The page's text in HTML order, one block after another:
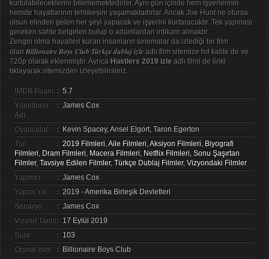
kurtulabileceklerini bilememektedirler. Aynı gün içinde hem işyerlerinin
hemde hayatlarının tehlikesini yaşamaktadırlar. Ancak Joe Hunt ne olursa
olsun elinden gelen her şeyi yapacak ve işyerini kurtaracaktır. Tek yapması
gereken sahte belgeleri bulup o adamlardan intikam almaktır.
Zengin olma hayalleri kuran insanların sinemalar da izlediği bir film
olan Billionaire Boys Club Türkçe dublaj izleadlı film sitemize hd kalite de ve
720p olarak eklenmiştir. Ayrıca Hustlers 2019 izleadlı filmi de linki
tıklayarak sitemizden izleyebilirsiniz.
IMDB Puanı : 5.7
Yönetmen
Adı
: James Cox
Oyuncular : Kevin Spacey, Ansel Elgort, Taron Egerton
Tür
: 2019 Filmleri,Aile Filmleri,Aksiyon Filmleri, Biyografi
Filmleri, Dram Filmleri, Macera Filmleri, Netflix Filmleri, Sonu Şaşırtan
Filmler, Tavsiye Edilen Filmler, Türkçe Dublaj Filmler, Vizyondaki Filmler
Yapımcı
: James Cox
Yapım Yılı
: 2019 - Amerika Birleşik Devletleri
Senaryo
: James Cox
Vizyon Tarihi: 17 Eylül 2019
Süre
: 103
Orjinal İsim
: Billionaire Boys Club